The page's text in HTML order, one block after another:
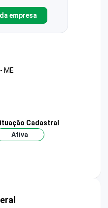
empresa
ME
Cadastral
Ativa